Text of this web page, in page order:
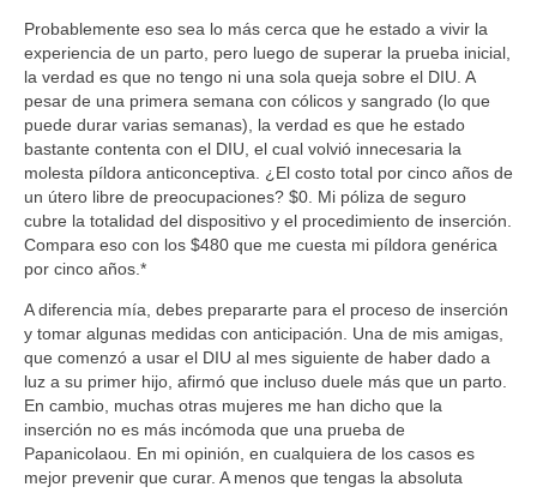
Probablemente eso sea lo más cerca que he estado a vivir la
experiencia de un parto, pero luego de superar la prueba inicial,
la verdad es que no tengo ni una sola queja sobre el DIU. A
pesar de una primera semana con cólicos y sangrado (lo que
puede durar varias semanas), la verdad es que he estado
bastante contenta con el DIU, el cual volvió innecesaria la
molesta píldora anticonceptiva. ¿El costo total por cinco años de
un útero libre de preocupaciones? $0. Mi póliza de seguro
cubre la totalidad del dispositivo y el procedimiento de inserción.
Compara eso con los $480 que me cuesta mi píldora genérica
por cinco años.*
A diferencia mía, debes prepararte para el proceso de inserción
y tomar algunas medidas con anticipación. Una de mis amigas,
que comenzó a usar el DIU al mes siguiente de haber dado a
luz a su primer hijo, afirmó que incluso duele más que un parto.
En cambio, muchas otras mujeres me han dicho que la
inserción no es más incómoda que una prueba de
Papanicolaou. En mi opinión, en cualquiera de los casos es
mejor prevenir que curar. A menos que tengas la absoluta